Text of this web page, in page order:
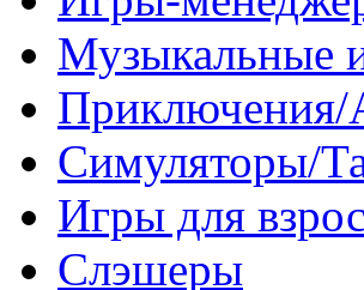
Музыкальные
Приключения/
Симуляторы/
Игры для
Слэшеры